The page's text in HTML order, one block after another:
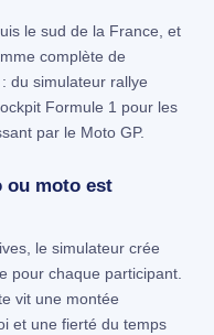
le sud de la France, et
complète de
du simulateur rallye
Formule 1 pour les
par le Moto GP.
ou moto est
le simulateur crée
pour chaque participant.
vit une montée
et une fierté du temps